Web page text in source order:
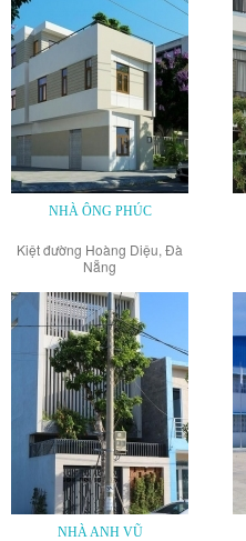
NHÀ ÔNG PHÚC
Kiệt đường Hoàng Diệu, Đà
Nẵng
NHÀ ANH VŨ